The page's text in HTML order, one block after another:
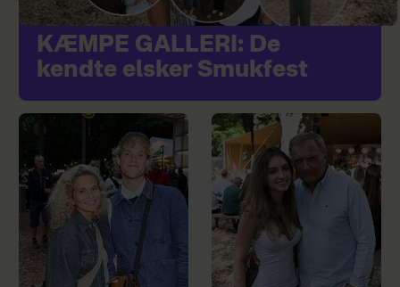
KÆMPE GALLERI: De
kendte elsker Smukfest